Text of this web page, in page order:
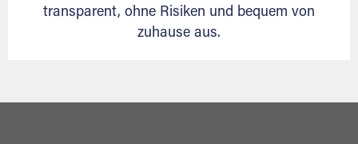
transparent, ohne Risiken und bequem von
zuhause aus.